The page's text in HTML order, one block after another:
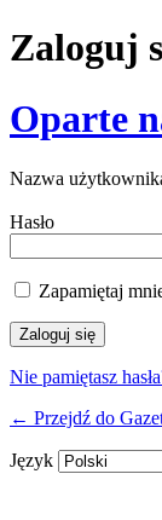
Zaloguj
Oparte
Nazwa
Hasło
Zapamiętaj
Nie pamiętasz
← Przejdź do
Język